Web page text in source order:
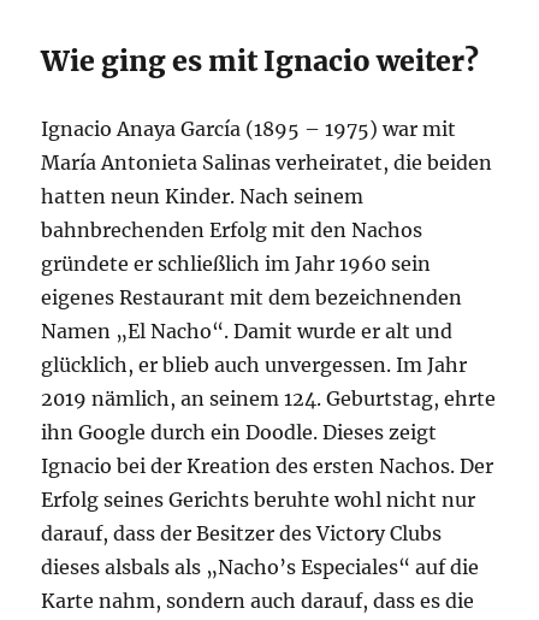
Wie ging es mit Ignacio weiter?
Ignacio Anaya García (1895 – 1975) war mit
María Antonieta Salinas verheiratet, die beiden
hatten neun Kinder. Nach seinem
bahnbrechenden Erfolg mit den Nachos
gründete er schließlich im Jahr 1960 sein
eigenes Restaurant mit dem bezeichnenden
Namen „El Nacho“. Damit wurde er alt und
glücklich, er blieb auch unvergessen. Im Jahr
2019 nämlich, an seinem 124. Geburtstag, ehrte
ihn Google durch ein Doodle. Dieses zeigt
Ignacio bei der Kreation des ersten Nachos. Der
Erfolg seines Gerichts beruhte wohl nicht nur
darauf, dass der Besitzer des Victory Clubs
dieses alsbals als „Nacho’s Especiales“ auf die
Karte nahm, sondern auch darauf, dass es die